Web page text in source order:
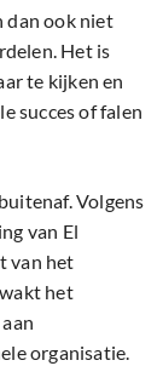
dan ook niet
Het is
te kijken en
succes of falen
Volgens
van El
van het
het
organisatie.